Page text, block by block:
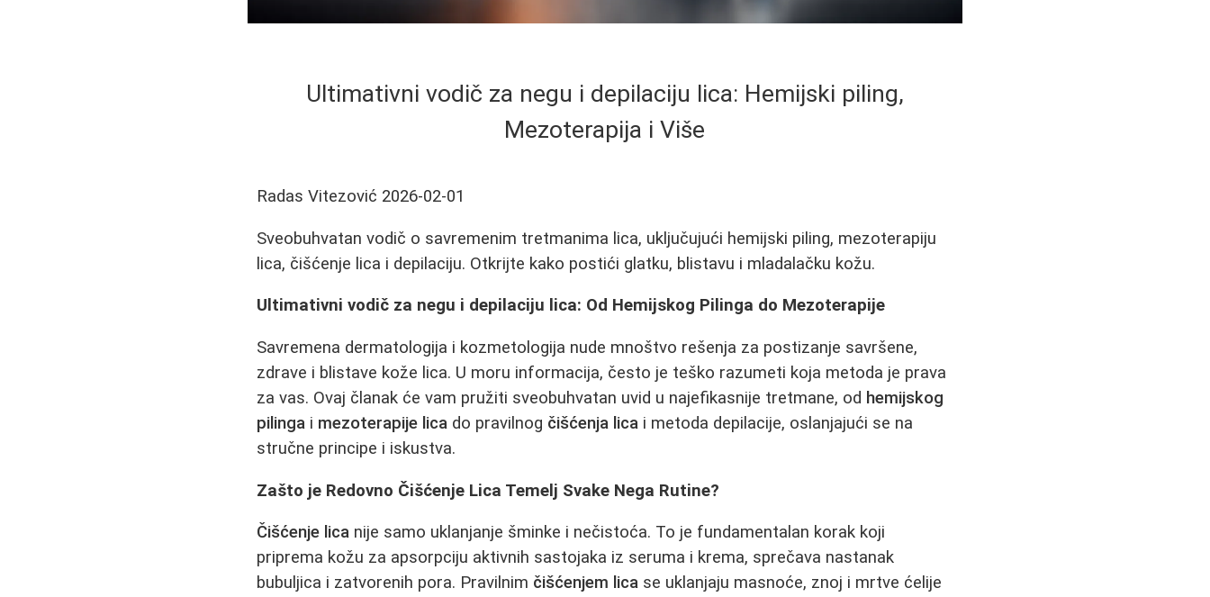
Ultimativni vodič za negu i depilaciju lica: Hemijski piling,
Mezoterapija i Više
Radas Vitezović 2026-02-01
Sveobuhvatan vodič o savremenim tretmanima lica, uključujući hemijski piling, mezoterapiju
lica, čišćenje lica i depilaciju. Otkrijte kako postići glatku, blistavu i mladalačku kožu.
Ultimativni vodič za negu i depilaciju lica: Od Hemijskog Pilinga do Mezoterapije
Savremena dermatologija i kozmetologija nude mnoštvo rešenja za postizanje savršene,
zdrave i blistave kože lica. U moru informacija, često je teško razumeti koja metoda je prava
za vas. Ovaj članak će vam pružiti sveobuhvatan uvid u najefikasnije tretmane, od hemijskog
pilinga i mezoterapije lica do pravilnog čišćenja lica i metoda depilacije, oslanjajući se na
stručne principe i iskustva.
Zašto je Redovno Čišćenje Lica Temelj Svake Nega Rutine?
Čišćenje lica nije samo uklanjanje šminke i nečistoća. To je fundamentalan korak koji
priprema kožu za apsorpciju aktivnih sastojaka iz seruma i krema, sprečava nastanak
bubuljica i zatvorenih pora. Pravilnim čišćenjem lica se uklanjaju masnoće, znoj i mrtve ćelije